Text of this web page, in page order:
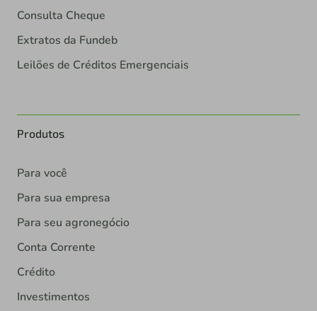
Consulta Cheque
Extratos da Fundeb
Leilões de Créditos Emergenciais
Produtos
Para você
Para sua empresa
Para seu agronegócio
Conta Corrente
Crédito
Investimentos